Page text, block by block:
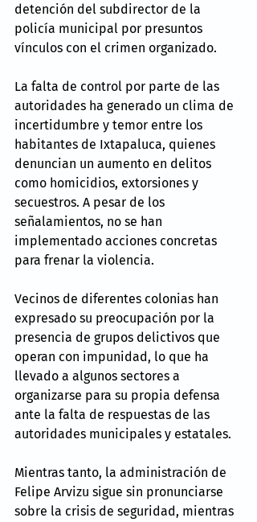
detención del subdirector de la
policía municipal por presuntos
vínculos con el crimen organizado.
La falta de control por parte de las
autoridades ha generado un clima de
incertidumbre y temor entre los
habitantes de Ixtapaluca, quienes
denuncian un aumento en delitos
como homicidios, extorsiones y
secuestros. A pesar de los
señalamientos, no se han
implementado acciones concretas
para frenar la violencia.
Vecinos de diferentes colonias han
expresado su preocupación por la
presencia de grupos delictivos que
operan con impunidad, lo que ha
llevado a algunos sectores a
organizarse para su propia defensa
ante la falta de respuestas de las
autoridades municipales y estatales.
Mientras tanto, la administración de
Felipe Arvizu sigue sin pronunciarse
sobre la crisis de seguridad, mientras